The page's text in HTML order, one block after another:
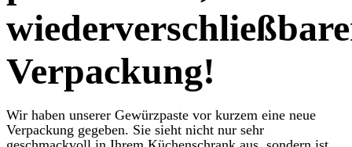
Verpackung!
Wir haben unserer Gewürzpaste vor kurzem eine neue
Verpackung gegeben. Sie sieht nicht nur sehr